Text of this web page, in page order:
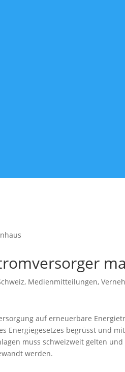
, Medienmitteilungen,
auf erneuerbare
Energiegesetzes begrüsst und
muss schweizweit gelten
werden.